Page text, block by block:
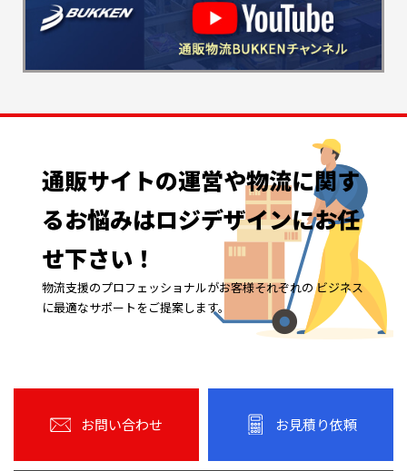
通販サイトの運営や物流に関す
るお悩みはロジデザインにお任
せ下さい！
物流支援のプロフェッショナルがお客様それぞれの ビジネス
に最適なサポートをご提案します。
お問い合わせ お見積り依頼